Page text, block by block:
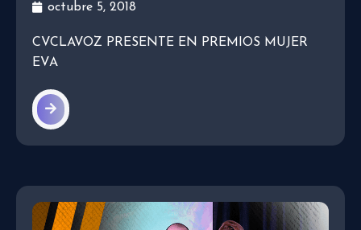
octubre 5, 2018
CVCLAVOZ PRESENTE EN PREMIOS MUJER
EVA